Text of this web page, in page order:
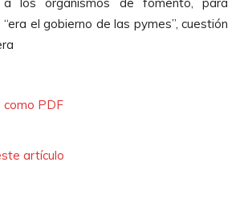
el gobierno de las pymes”, cuestión
como PDF
artículo